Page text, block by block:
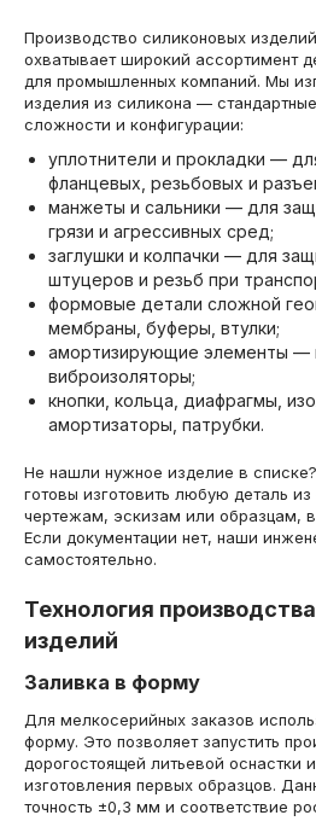
Производство силиконовых
охватывает широкий ассортимент
для промышленных компаний. Мы
изделия из силикона —
сложности и конфигурации:
уплотнители и прокладки —
фланцевых, резьбовых и
манжеты и сальники — для
грязи и агрессивных сред;
заглушки и колпачки — для
штуцеров и резьб при
формовые детали сложной
мембраны, буферы, втулки;
амортизирующие элементы —
виброизоляторы;
кнопки, кольца, диафрагмы,
амортизаторы, патрубки.
Не нашли нужное изделие в
готовы изготовить любую деталь
чертежам, эскизам или образцам,
Если документации нет, наши
самостоятельно.
Технология
изделий
Заливка в форму
Для мелкосерийных заказов
форму. Это позволяет запустить
дорогостоящей литьевой оснастки
изготовления первых образцов.
точность ±0,3 мм и соответствие